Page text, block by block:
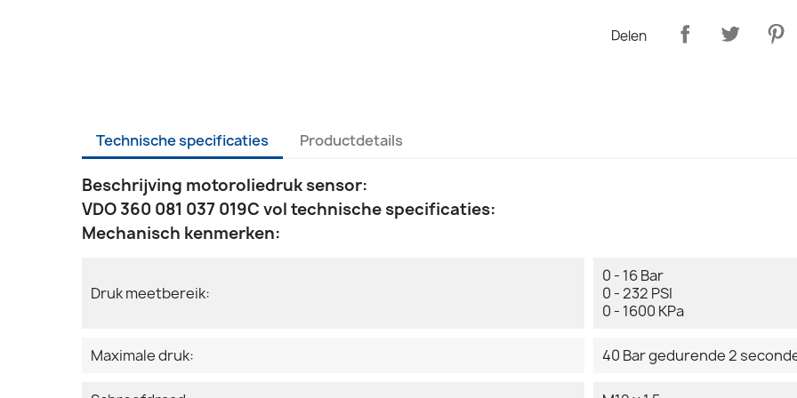
Delen
Technische specificaties Productdetails
Beschrijving motoroliedruk sensor:
VDO 360 081 037 019C vol technische specificaties:
Mechanisch kenmerken:
Druk meetbereik:
0 - 16 Bar
0 - 232 PSI
0 - 1600 KPa
Maximale druk: 40 Bar gedurende 2